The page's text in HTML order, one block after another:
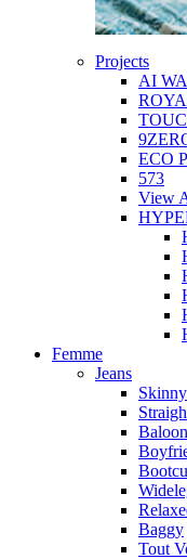
Projects
AI
ECO
573
View
Femme
Jeans
Skinny
Baloon
Baggy
Tout